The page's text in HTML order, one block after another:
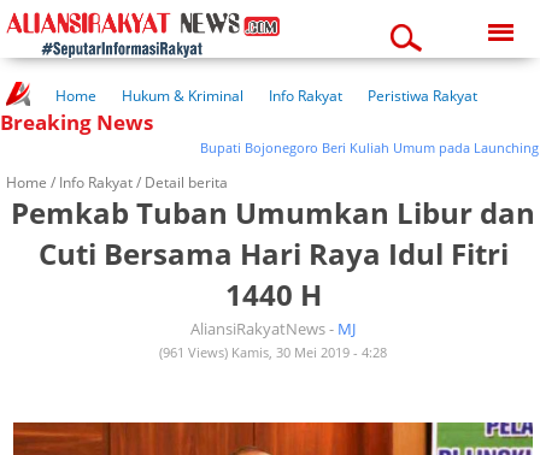
09:39:51 pm
Home Hukum & Kriminal Info Rakyat
Peristiwa Rakyat
Kuliner Rakyat
Wisata Rakyat
Breaking News
Bupati Bojonegoro Beri Kuliah Umum pada Launching RPL
Home / Info Rakyat/ Detail berita
Pemkab Tuban Umumkan Libur dan
Cuti Bersama Hari Raya Idul Fitri
1440 H
AliansiRakyatNews - MJ
(961 Views) Kamis, 30 Mei 2019 - 4:28